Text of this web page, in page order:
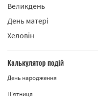
Великдень
День матері
Хеловін
Калькулятор подій
День народження
П'ятниця